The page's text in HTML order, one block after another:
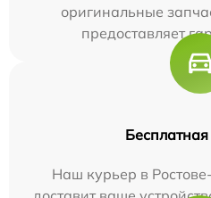
оригинальные
предоставляет
Наш курьер в